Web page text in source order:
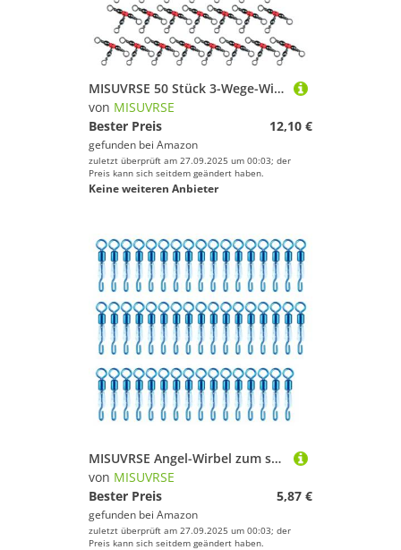
MISUVRSE 50 Stück 3-Wege-Wirbel Angelausrüstung, 3-Wege-Fässer, Verbindungsstücke, Schnurfässer, 3-fach mit Perlen
von MISUVRSE
Bester Preis
12,10 €
gefunden bei Amazon
zuletzt überprüft am 27.09.2025 um 00:03; der
Preis kann sich seitdem geändert haben.
Keine weiteren Anbieter
MISUVRSE Angel-Wirbel zum schnellen Wechseln, 50 Stück, Schnurverbinder für schnelles Verbinden, Set für Zubehör, Angeln
von MISUVRSE
Bester Preis
5,87 €
gefunden bei Amazon
zuletzt überprüft am 27.09.2025 um 00:03; der
Preis kann sich seitdem geändert haben.